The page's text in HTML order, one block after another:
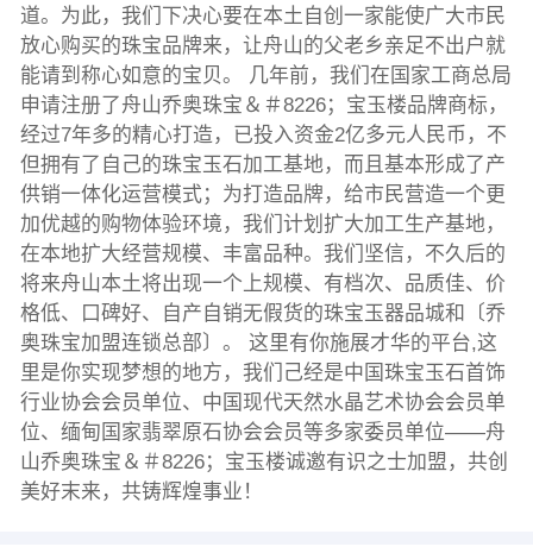
道。为此，我们下决心要在本土自创一家能使广大市民
放心购买的珠宝品牌来，让舟山的父老乡亲足不出户就
能请到称心如意的宝贝。 几年前，我们在国家工商总局
申请注册了舟山乔奥珠宝＆＃8226；宝玉楼品牌商标，
经过7年多的精心打造，已投入资金2亿多元人民币，不
但拥有了自己的珠宝玉石加工基地，而且基本形成了产
供销一体化运营模式；为打造品牌，给市民营造一个更
加优越的购物体验环境，我们计划扩大加工生产基地，
在本地扩大经营规模、丰富品种。我们坚信，不久后的
将来舟山本土将出现一个上规模、有档次、品质佳、价
格低、口碑好、自产自销无假货的珠宝玉器品城和〔乔
奥珠宝加盟连锁总部〕。 这里有你施展才华的平台,这
里是你实现梦想的地方，我们己经是中国珠宝玉石首饰
行业协会会员单位、中国现代天然水晶艺术协会会员单
位、缅甸国家翡翠原石协会会员等多家委员单位——舟
山乔奥珠宝＆＃8226；宝玉楼诚邀有识之士加盟，共创
美好末来，共铸辉煌事业！